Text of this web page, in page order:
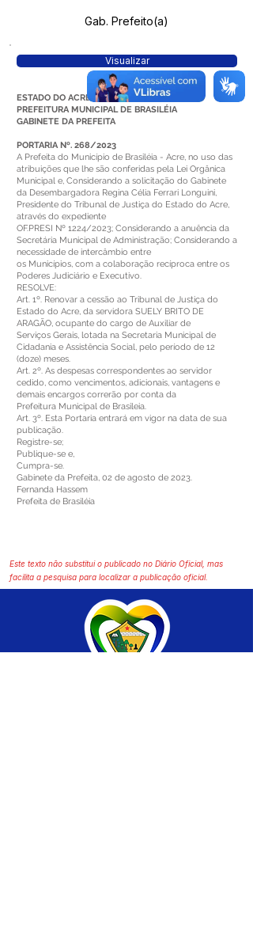
Gab. Prefeito(a)
Visualizar
ESTADO DO ACRE
PREFEITURA MUNICIPAL DE BRASILÉIA
GABINETE DA PREFEITA
PORTARIA Nº. 268/2023
A Prefeita do Município de Brasiléia - Acre, no uso das
atribuições que lhe são conferidas pela Lei Orgânica
Municipal e, Considerando a solicitação do Gabinete
da Desembargadora Regina Célia Ferrari Longuini,
Presidente do Tribunal de Justiça do Estado do Acre,
através do expediente
OF.PRESI Nº 1224/2023; Considerando a anuência da
Secretária Municipal de Administração; Considerando a
necessidade de intercâmbio entre
os Municípios, com a colaboração recíproca entre os
Poderes Judiciário e Executivo.
RESOLVE:
Art. 1º. Renovar a cessão ao Tribunal de Justiça do
Estado do Acre, da servidora SUELY BRITO DE
ARAGÃO, ocupante do cargo de Auxiliar de
Serviços Gerais, lotada na Secretaria Municipal de
Cidadania e Assistência Social, pelo período de 12
(doze) meses.
Art. 2º. As despesas correspondentes ao servidor
cedido, como vencimentos, adicionais, vantagens e
demais encargos correrão por conta da
Prefeitura Municipal de Brasileia.
Art. 3º. Esta Portaria entrará em vigor na data de sua
publicação.
Registre-se;
Publique-se e,
Cumpra-se.
Gabinete da Prefeita, 02 de agosto de 2023.
Fernanda Hassem
Prefeita de Brasiléia
Este texto não substitui o publicado no Diário Oficial, mas
facilita a pesquisa para localizar a publicação oficial.